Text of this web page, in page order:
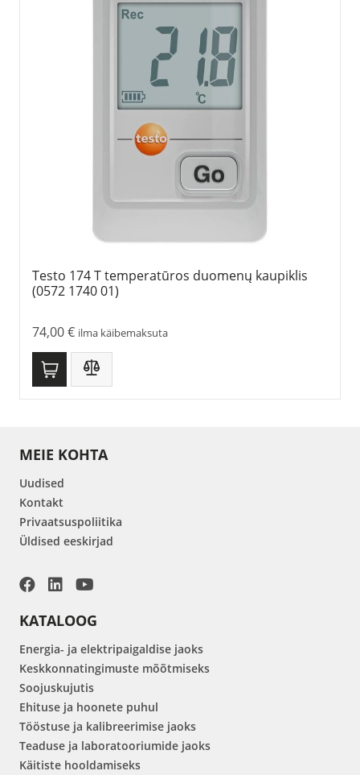
Testo 174 T temperatūros duomenų kaupiklis
(0572 1740 01)
74,00€ ilma käibemaksuta
MEIE KOHTA
Uudised
Kontakt
Privaatsuspoliitika
Üldised eeskirjad
KATALOOG
Energia- ja elektripaigaldise jaoks
Keskkonnatingimuste mõõtmiseks
Soojuskujutis
Ehituse ja hoonete puhul
Tööstuse ja kalibreerimise jaoks
Teaduse ja laboratooriumide jaoks
Käitiste hooldamiseks